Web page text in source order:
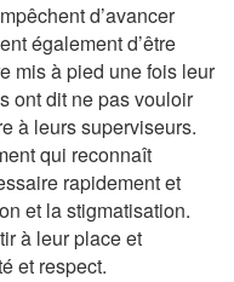
d’avancer
également d’être
mis à pied une fois leur
ont dit ne pas vouloir
à leurs superviseurs.
qui reconnaît
rapidement et
et la stigmatisation.
à leur place et
et respect.